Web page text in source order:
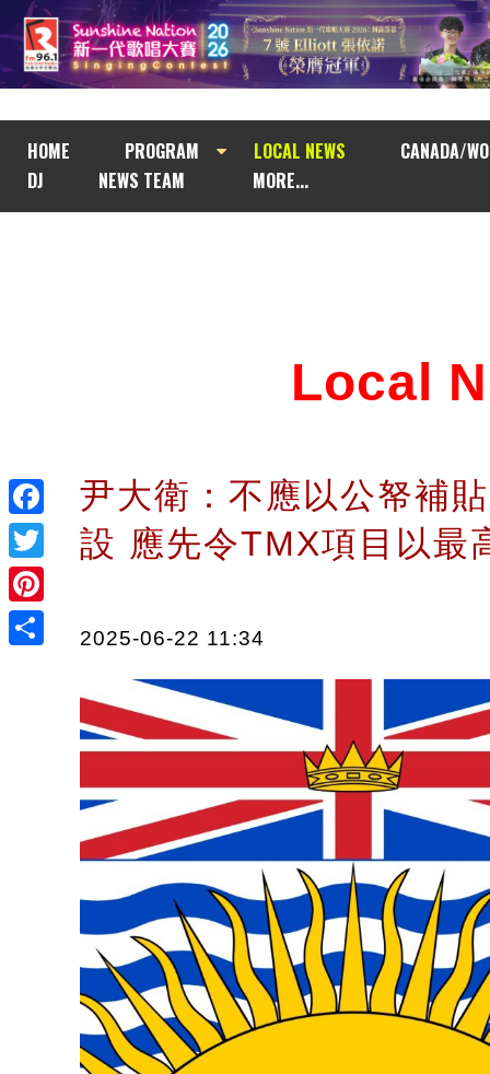
HOME PROGRAM LOCAL NEWS
CANADA/
DJ
NEWS TEAM MORE...
Facebook
Twitter
Pinterest
Local
尹大衛：不應以公帑補
設 應先令TMX項目以最
2025-06-22 11:34